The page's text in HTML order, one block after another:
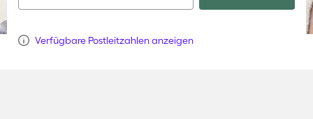
Verfügbare Postleitzahlen anzeigen